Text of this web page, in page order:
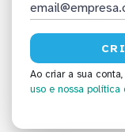
Ao criar a sua
uso e nossa política